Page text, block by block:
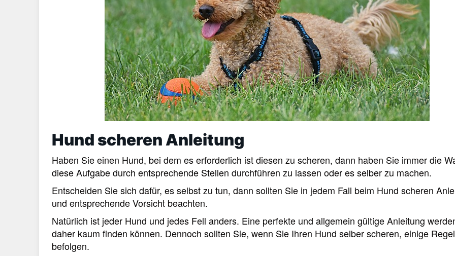
Hund scheren Anleitung
Haben Sie einen Hund, bei dem es erforderlich ist diesen zu scheren, dann haben Sie immer die
diese Aufgabe durch entsprechende Stellen durchführen zu lassen oder es selber zu machen.
Entscheiden Sie sich dafür, es selbst zu tun, dann sollten Sie in jedem Fall beim Hund scheren
und entsprechende Vorsicht beachten.
Natürlich ist jeder Hund und jedes Fell anders. Eine perfekte und allgemein gültige Anleitung
daher kaum finden können. Dennoch sollten Sie, wenn Sie Ihren Hund selber scheren, einige
befolgen.